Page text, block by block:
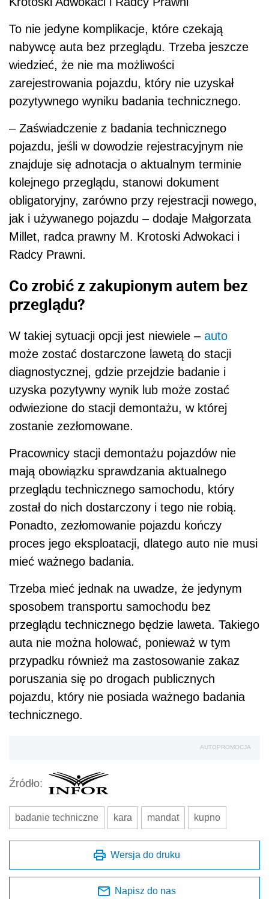
To nie jedyne komplikacje, które czekają
nabywcę auta bez przeglądu. Trzeba jeszcze
wiedzieć, że nie ma możliwości
zarejestrowania pojazdu, który nie uzyskał
pozytywnego wyniku badania technicznego.
– Zaświadczenie z badania technicznego
pojazdu, jeśli w dowodzie rejestracyjnym nie
znajduje się adnotacja o aktualnym terminie
kolejnego przeglądu, stanowi dokument
obligatoryjny, zarówno przy rejestracji nowego,
jak i używanego pojazdu – dodaje Małgorzata
Millet, radca prawny M. Krotoski Adwokaci i
Radcy Prawni.
Co zrobić z zakupionym autem bez
przeglądu?
W takiej sytuacji opcji jest niewiele – auto
może zostać dostarczone lawetą do stacji
diagnostycznej, gdzie przejdzie badanie i
uzyska pozytywny wynik lub może zostać
odwiezione do stacji demontażu, w której
zostanie zezłomowane.
Pracownicy stacji demontażu pojazdów nie
mają obowiązku sprawdzania aktualnego
przeglądu technicznego samochodu, który
został do nich dostarczony i tego nie robią.
Ponadto, zezłomowanie pojazdu kończy
proces jego eksploatacji, dlatego auto nie musi
mieć ważnego badania.
Trzeba mieć jednak na uwadze, że jedynym
sposobem transportu samochodu bez
przeglądu technicznego będzie laweta. Takiego
auta nie można holować, ponieważ w tym
przypadku również ma zastosowanie zakaz
poruszania się po drogach publicznych
pojazdu, który nie posiada ważnego badania
technicznego.
AUTOPROMOCJA
Źródło:
badanie techniczne kara mandat kupno
Wersja do druku
Napisz do nas